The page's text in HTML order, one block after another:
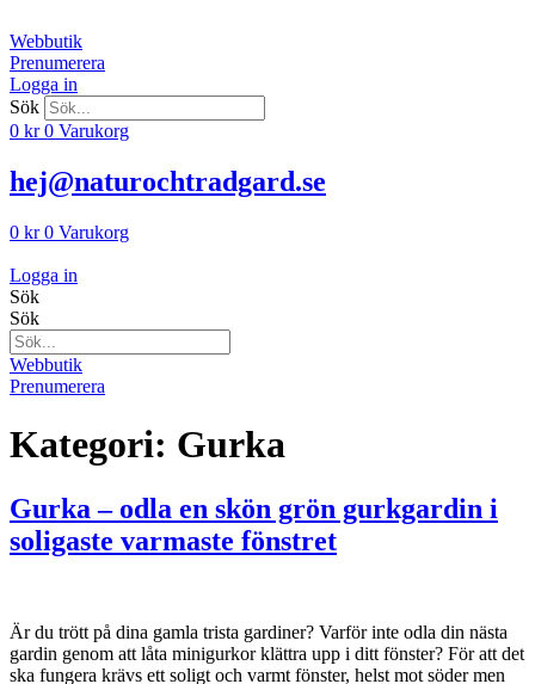
till
innehåll
Webbutik
Prenumerera
Logga in
Sök
0 kr 0 Varukorg
hej@naturochtradgard.se
0 kr 0 Varukorg
Logga in
Sök
Sök
Webbutik
Prenumerera
Kategori: Gurka
Gurka – odla en skön grön gurkgardin i
soligaste varmaste fönstret
Är du trött på dina gamla trista gardiner? Varför inte odla din nästa
gardin genom att låta minigurkor klättra upp i ditt fönster? För att det
ska fungera krävs ett soligt och varmt fönster, helst mot söder men